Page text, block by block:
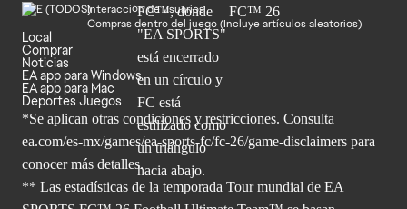
Interacción de usuarios
Compras dentro del juego (Incluye artículos aleatorios)
Local
Comprar
Noticias
EA app para Windows
EA app para Mac
Deportes Juegos
*Se aplican otras condiciones y restricciones. Consulta
ea.com/es-mx/games/ea-sports-fc/fc-26/game-disclaimers para
conocer más detalles.
** Las estadísticas de la temporada Tour mundial de EA